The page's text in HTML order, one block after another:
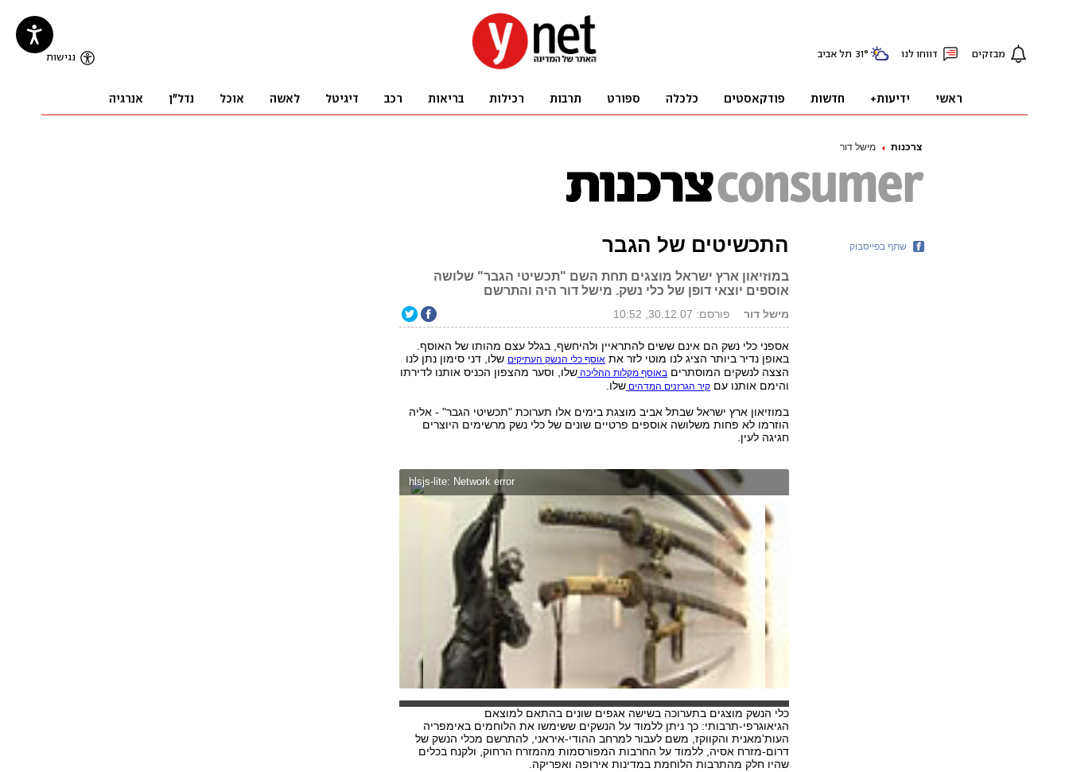
צרכנות מישל דור
התכשיטים של הגבר
במוזיאון ארץ ישראל מוצגים תחת השם "תכשיטי הגבר" שלושה
אוספים יוצאי דופן של כלי נשק. מישל דור היה והתרשם
מישל דור פורסם: 30.12.07, 10:52
אספני כלי נשק הם אינם ששים להתראיין ולהיחשף, בגלל עצם מהותו של האוסף.
באופן נדיר ביותר הציג לנו מוטי לזר את אוסף כלי הנשק העתיקים שלו, דני סימון נתן לנו
הצצה לנשקים המוסתרים באוסף מקלות ההליכה שלו, וסער מהצפון הכניס אותנו לדירתו
והימם אותנו עם קיר הגרזנים המדהים שלו.
במוזיאון ארץ ישראל שבתל אביב מוצגת בימים אלו תערוכת "תכשיטי הגבר" - אליה
הוזרמו לא פחות משלושה אוספים פרטיים שונים של כלי נשק מרשימים היוצרים
חגיגה לעין.
hlsjs-lite: Network error
כלי הנשק מוצגים בתערוכה בשישה אגפים שונים בהתאם למוצאם
הגיאוגרפי-תרבותי: כך ניתן ללמוד על הנשקים ששימשו את הלוחמים באימפריה
העות'מאנית והקווקז, משם לעבור למרחב ההודי-איראני, להתרשם מכלי הנשק של
דרום-מזרח אסיה, ללמוד על החרבות המפורסמות מהמזרח הרחוק, ולקנח בכלים
שהיו חלק מהתרבות הלוחמת במדינות אירופה ואפריקה.
שתף בפייסבוק